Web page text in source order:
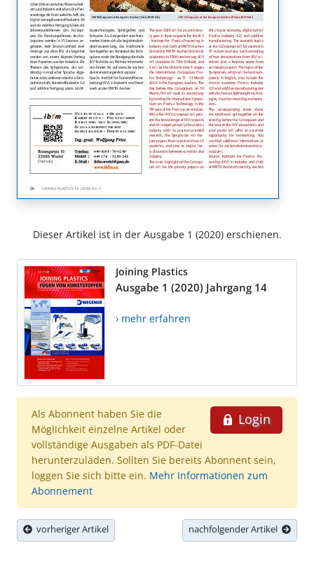
Dieser Artikel ist in der Ausgabe 1 (2020) erschienen.
Joining Plastics
Ausgabe 1 (2020) Jahrgang 14
› mehr erfahren
Login
Als Abonnent haben Sie die
Möglichkeit einzelne Artikel oder
vollständige Ausgaben als PDF-Datei
herunterzuladen. Sollten Sie bereits Abonnent sein,
loggen Sie sich bitte ein. Mehr Informationen zum
Abonnement
vorheriger Artikel nachfolgender Artikel